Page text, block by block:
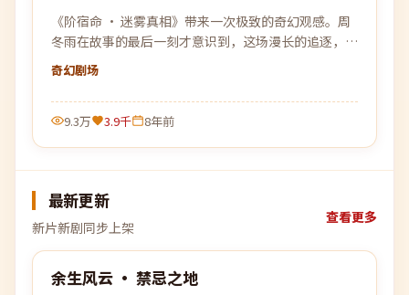
《阶宿命 · 迷雾真相》带来一次极致的奇幻观感。周
冬雨在故事的最后一刻才意识到，这场漫长的追逐，原
本就是为自己设下的一个局。
奇幻剧场
9.3万 3.9千 8年前
最新更新
新片新剧同步上架
查看更多
最新
99:53
余生风云 · 禁忌之地